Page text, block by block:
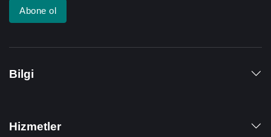
Abone ol
Bilgi
Hizmetler